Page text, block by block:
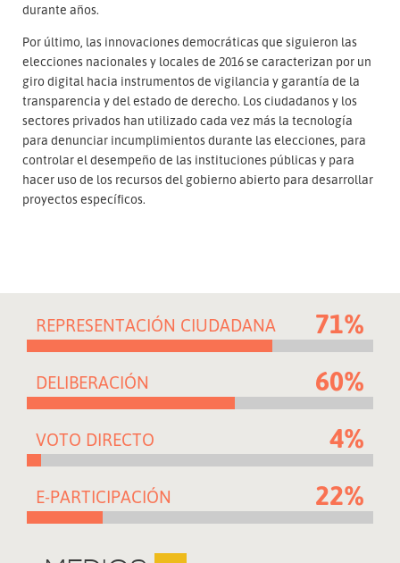
durante años.
Por último, las innovaciones democráticas que siguieron las
elecciones nacionales y locales de 2016 se caracterizan por un
giro digital hacia instrumentos de vigilancia y garantía de la
transparencia y del estado de derecho. Los ciudadanos y los
sectores privados han utilizado cada vez más la tecnología
para denunciar incumplimientos durante las elecciones, para
controlar el desempeño de las instituciones públicas y para
hacer uso de los recursos del gobierno abierto para desarrollar
proyectos específicos.
REPRESENTACIÓN CIUDADANA 71%
DELIBERACIÓN 60%
VOTO DIRECTO 4%
E-PARTICIPACIÓN 22%